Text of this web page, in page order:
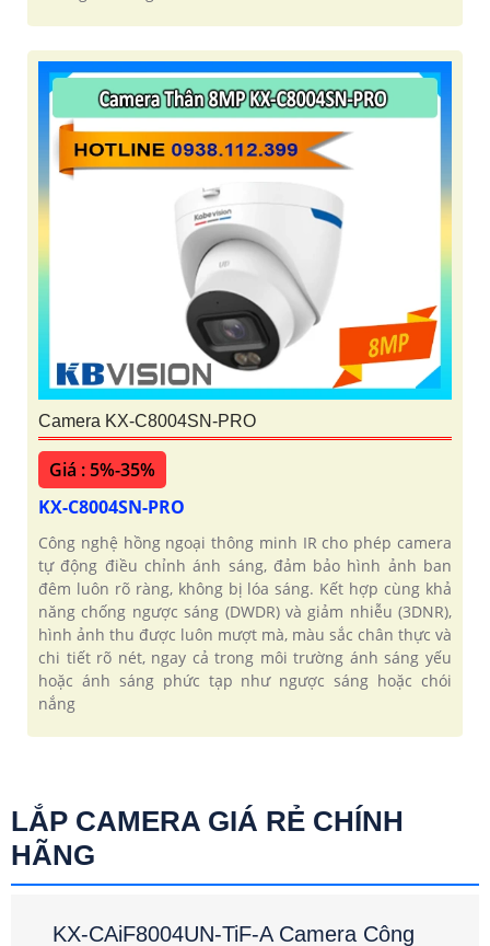
Camera KX-C8004SN-PRO
Giá : 5%-35%
KX-C8004SN-PRO
Công nghệ hồng ngoại thông minh IR cho phép camera
tự động điều chỉnh ánh sáng, đảm bảo hình ảnh ban
đêm luôn rõ ràng, không bị lóa sáng. Kết hợp cùng khả
năng chống ngược sáng (DWDR) và giảm nhiễu (3DNR),
hình ảnh thu được luôn mượt mà, màu sắc chân thực và
chi tiết rõ nét, ngay cả trong môi trường ánh sáng yếu
hoặc ánh sáng phức tạp như ngược sáng hoặc chói
nắng
LẮP CAMERA GIÁ RẺ CHÍNH
HÃNG
KX-CAiF8004UN-TiF-A Camera Công